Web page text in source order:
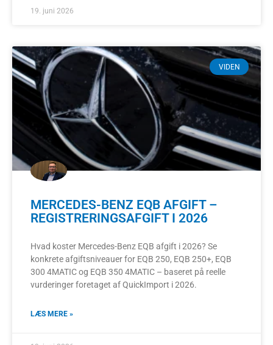
19. juni 2026
VIDEN
MERCEDES-BENZ EQB AFGIFT –
REGISTRERINGSAFGIFT I 2026
Hvad koster Mercedes-Benz EQB afgift i 2026? Se
konkrete afgiftsniveauer for EQB 250, EQB 250+, EQB
300 4MATIC og EQB 350 4MATIC – baseret på reelle
vurderinger foretaget af QuickImport i 2026.
LÆS MERE »